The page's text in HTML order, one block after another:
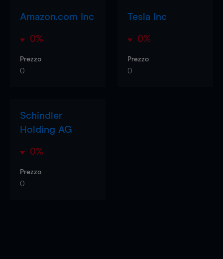
Amazon.com Inc
0%
Prezzo
0
Tesla Inc
0%
Prezzo
0
Schindler
Holding AG
0%
Prezzo
0